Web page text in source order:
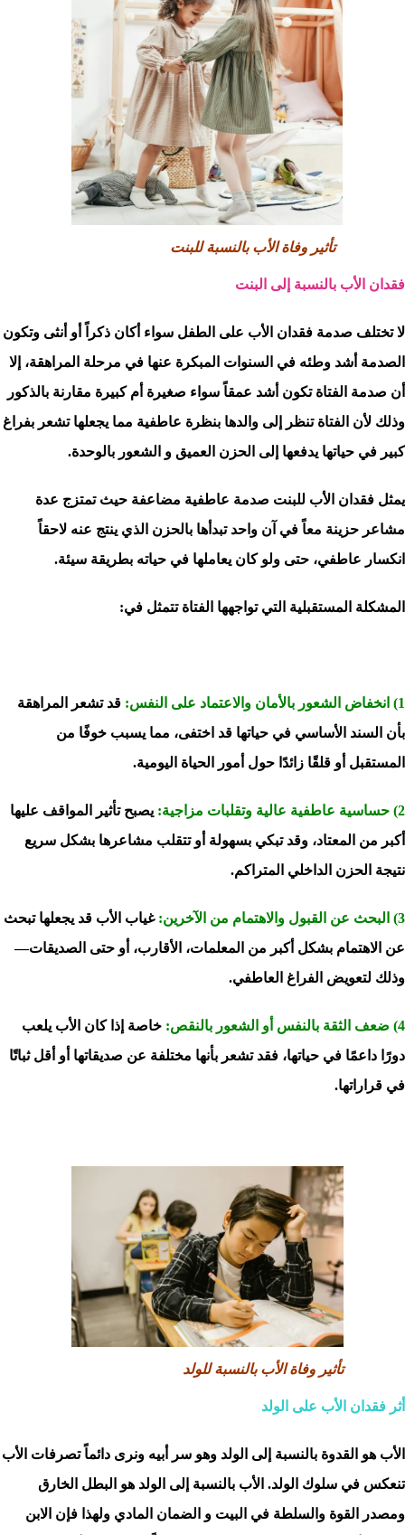
تأثير وفاة الأب بالنسبة للبنت
فقدان الأب بالنسبة إلى البنت
لا تختلف صدمة فقدان الأب على الطفل سواء أكان ذكراً أو أنثى وتكون
الصدمة أشد وطئه في السنوات المبكرة عنها في مرحلة المراهقة، إلا
أن صدمة الفتاة تكون أشد عمقاً سواء صغيرة أم كبيرة مقارنة بالذكور
وذلك لأن الفتاة تنظر إلى والدها بنظرة عاطفية مما يجعلها تشعر بفراغ
كبير في حياتها يدفعها إلى الحزن العميق و الشعور بالوحدة.
يمثل فقدان الأب للبنت صدمة عاطفية مضاعفة حيث تمتزج عدة
مشاعر حزينة معاً في آن واحد تبدأها بالحزن الذي ينتج عنه لاحقاً
انكسار عاطفي، حتى ولو كان يعاملها في حياته بطريقة سيئة.
المشكلة المستقبلية التي تواجهها الفتاة تتمثل في:
1) انخفاض الشعور بالأمان والاعتماد على النفس:
قد تشعر المراهقة
بأن السند الأساسي في حياتها قد اختفى، مما يسبب خوفًا من
المستقبل أو قلقًا زائدًا حول أمور الحياة اليومية.
2) حساسية عاطفية عالية وتقلبات مزاجية:
يصبح تأثير المواقف عليها
أكبر من المعتاد، وقد تبكي بسهولة أو تتقلب مشاعرها بشكل سريع
نتيجة الحزن الداخلي المتراكم.
3) البحث عن القبول والاهتمام من الآخرين:
غياب الأب قد يجعلها تبحث
عن الاهتمام بشكل أكبر من المعلمات، الأقارب، أو حتى الصديقات—
وذلك لتعويض الفراغ العاطفي.
4) ضعف الثقة بالنفس أو الشعور بالنقص:
خاصة إذا كان الأب يلعب
دورًا داعمًا في حياتها، فقد تشعر بأنها مختلفة عن صديقاتها أو أقل ثباتًا
في قراراتها.
تأثير وفاة الأب بالنسبة للولد
أثر فقدان الأب على الولد
الأب هو القدوة بالنسبة إلى الولد وهو سر أبيه ونرى دائماً تصرفات الأب
تنعكس في سلوك الولد. الأب بالنسبة إلى الولد هو البطل الخارق
ومصدر القوة والسلطة في البيت و الضمان المادي ولهذا فإن الابن